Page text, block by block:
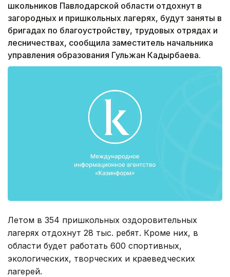
школьников Павлодарской области отдохнут в
загородных и пришкольных лагерях, будут заняты в
бригадах по благоустройству, трудовых отрядах и
лесничествах, сообщила заместитель начальника
управления образования Гульжан Кадырбаева.
Летом в 354 пришкольных оздоровительных
лагерях отдохнут 28 тыс. ребят. Кроме них, в
области будет работать 600 спортивных,
экологических, творческих и краеведческих
лагерей.